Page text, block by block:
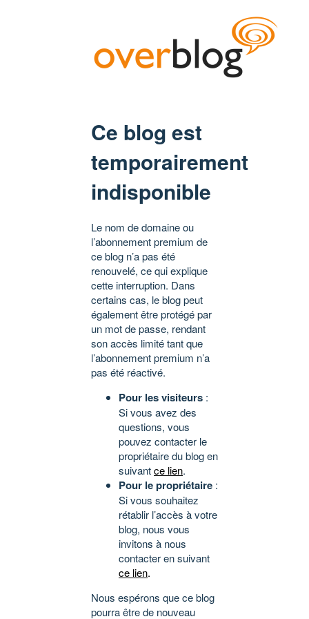
Ce blog est
temporairement
indisponible
Le nom de domaine ou
l’abonnement premium de
ce blog n’a pas été
renouvelé, ce qui explique
cette interruption. Dans
certains cas, le blog peut
également être protégé par
un mot de passe, rendant
son accès limité tant que
l’abonnement premium n’a
pas été réactivé.
Pour les visiteurs :
Si vous avez des
questions, vous
pouvez contacter le
propriétaire du blog en
suivantce lien.
Pour le propriétaire :
Si vous souhaitez
rétablir l’accès à votre
blog, nous vous
invitons à nous
contacter en suivant
ce lien.
Nous espérons que ce blog
pourra être de nouveau